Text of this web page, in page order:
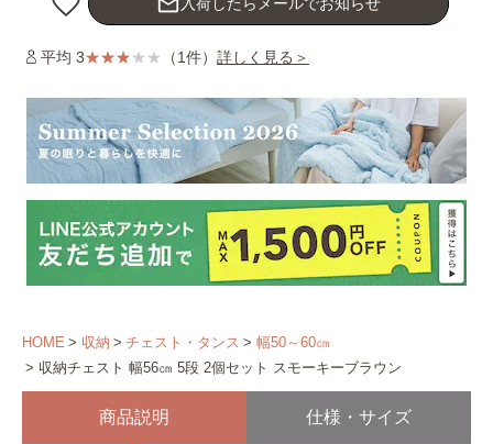
入荷したらメールでお知らせ
平均 3 （1件） 詳しく見る＞
HOME 収納 チェスト・タンス
幅50～60㎝
収納チェスト 幅56㎝ 5段 2個セット スモーキーブラウン
商品説明 仕様・サイズ